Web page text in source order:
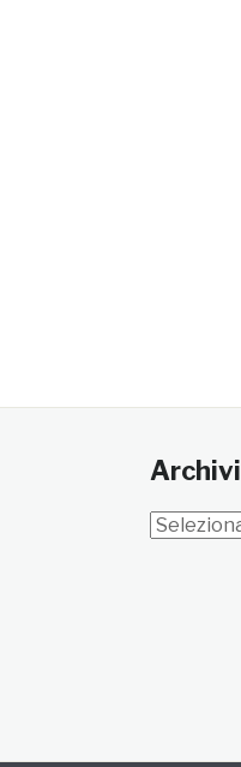
Archivi
Archivi